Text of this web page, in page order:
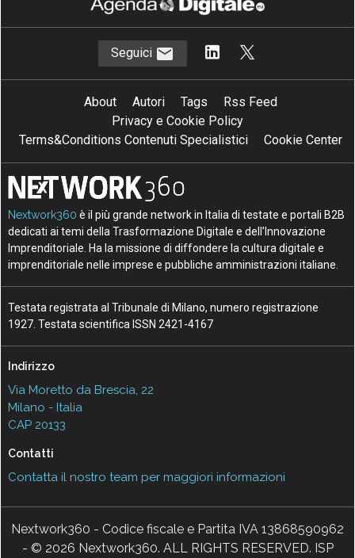
Seguici
About Autori Tags
Rss Feed
Privacy e Cookie Policy
Terms&Conditions Contenuti Specialistici
Cookie Center
Nextwork360 è il più grande network in Italia di testate e portali B2B
dedicati ai temi della Trasformazione Digitale e dell’Innovazione
Imprenditoriale. Ha la missione di diffondere la cultura digitale e
imprenditoriale nelle imprese e pubbliche amministrazioni italiane.
Testata registrata al Tribunale di Milano, numero registrazione
1927. Testata scientifica ISSN 2421-4167
Indirizzo
Via Moretto da Brescia, 22
Milano - Italia
CAP 20133
Contatti
Contatta il nostro team per maggiori informazioni
Nextwork360 - Codice fiscale e Partita IVA 13868590962
- © 2026 Nextwork360. ALL RIGHTS RESERVED. ISP